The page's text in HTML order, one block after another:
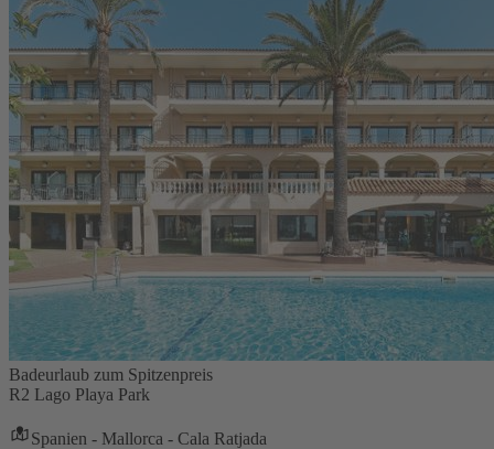
Badeurlaub zum Spitzenpreis
R2 Lago Playa Park
Spanien - Mallorca - Cala Ratjada